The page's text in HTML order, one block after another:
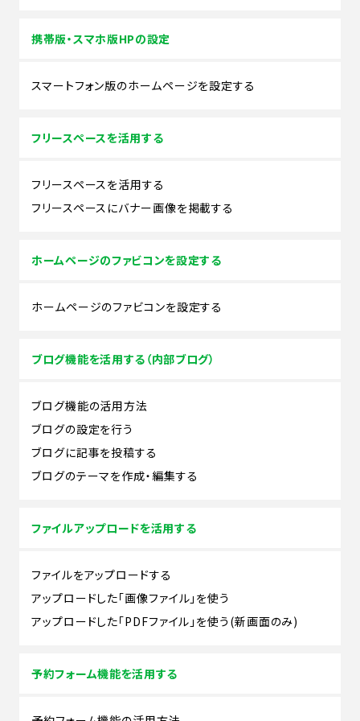
携帯版・スマホ版HPの設定
スマートフォン版のホームページを設定する
フリースペースを活用する
フリースペースを活用する
フリースペースにバナー画像を掲載する
ホームページのファビコンを設定する
ホームページのファビコンを設定する
ブログ機能を活用する（内部ブログ）
ブログ機能の活用方法
ブログの設定を行う
ブログに記事を投稿する
ブログのテーマを作成・編集する
ファイルアップロードを活用する
ファイルをアップロードする
アップロードした「画像ファイル」を使う
アップロードした「PDFファイル」を使う(新画面のみ)
予約フォーム機能を活用する